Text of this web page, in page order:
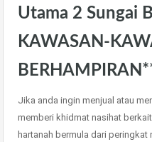
Utama 2 Sungai
KAWASAN-
Jika anda ingin menjual atau
memberi khidmat nasihat
hartanah bermula dari